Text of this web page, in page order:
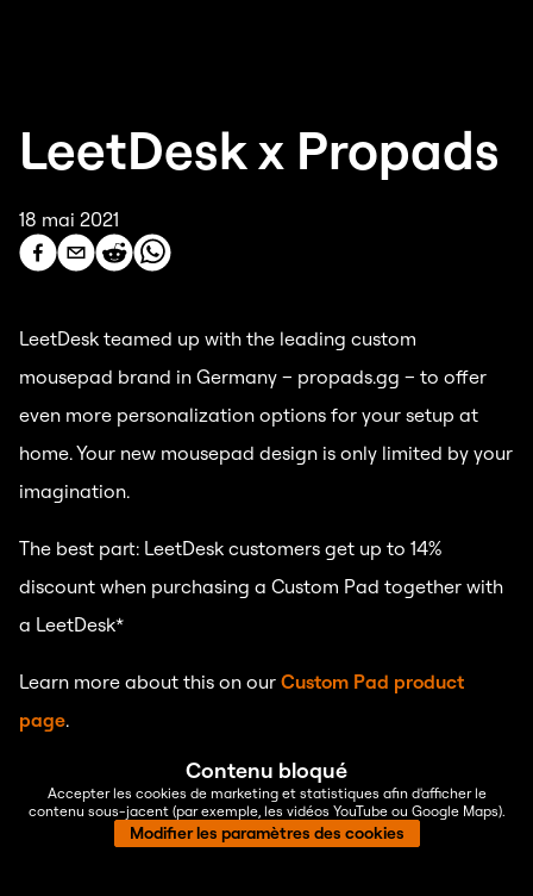
LeetDesk x Propads
18 mai 2021
LeetDesk teamed up with the leading custom
mousepad brand in Germany – propads.gg – to offer
even more personalization options for your setup at
home. Your new mousepad design is only limited by your
imagination.
The best part: LeetDesk customers get up to 14%
discount when purchasing a Custom Pad together with
a LeetDesk*
Learn more about this on our Custom Pad product
page.
Contenu bloqué
Accepter les cookies de marketing et statistiques afin d'afficher le
contenu sous-jacent (par exemple, les vidéos YouTube ou Google Maps).
Modifier les paramètres des cookies